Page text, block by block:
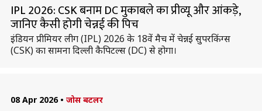
IPL 2026: CSK बनाम DC मुकाबले का प्रीव्यू और आंकड़े,
जानिए कैसी होगी चेन्नई की पिच
इंडियन प्रीमियर लीग (IPL) 2026 के 18वें मैच में चेन्नई सुपरकिंग्स
(CSK) का सामना दिल्ली कैपिटल्स (DC) से होगा।
08 Apr 2026 • जोस बटलर